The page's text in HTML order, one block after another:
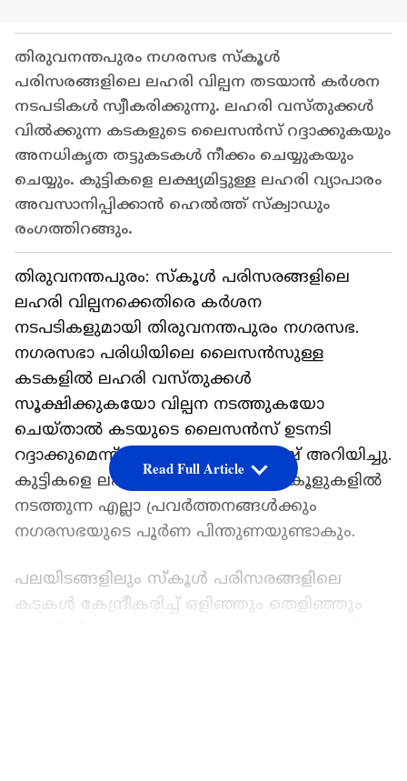
തിരുവനന്തപുരം നഗരസഭ സ്കൂൾ
പരിസരങ്ങളിലെ ലഹരി വില്പന തടയാൻ കർശന
നടപടികൾ സ്വീകരിക്കുന്നു. ലഹരി വസ്തുക്കൾ
വിൽക്കുന്ന കടകളുടെ ലൈസൻസ് റദ്ദാക്കുകയും
അനധികൃത തട്ടുകടകൾ നീക്കം ചെയ്യുകയും
ചെയ്യും. കുട്ടികളെ ലക്ഷ്യമിട്ടുള്ള ലഹരി വ്യാപാരം
അവസാനിപ്പിക്കാൻ ഹെൽത്ത് സ്ക്വാഡും
രംഗത്തിറങ്ങും.
തിരുവനന്തപുരം: സ്കൂൾ പരിസരങ്ങളിലെ
ലഹരി വില്പനക്കെതിരെ കർശന
നടപടികളുമായി തിരുവനന്തപുരം നഗരസഭ.
നഗരസഭാ പരിധിയിലെ ലൈസൻസുള്ള
കടകളിൽ ലഹരി വസ്തുക്കൾ
സൂക്ഷിക്കുകയോ വില്പന നടത്തുകയോ
ചെയ്താൽ കടയുടെ ലൈസൻസ് ഉടനടി
റദ്ദാക്കുമെന്ന് മേയർ വി. വി. രാജേഷ് അറിയിച്ചു.
കുട്ടികളെ ലഹരിമുക്തരാക്കാൻ സ്കൂളുകളിൽ
നടത്തുന്ന എല്ലാ പ്രവർത്തനങ്ങൾക്കും
നഗരസഭയുടെ പൂർണ പിന്തുണയുണ്ടാകും.
പലയിടങ്ങളിലും സ്കൂൾ പരിസരങ്ങളിലെ
കടകൾ കേന്ദ്രീകരിച്ച് ഒളിഞ്ഞും തെളിഞ്ഞും
Read Full Article